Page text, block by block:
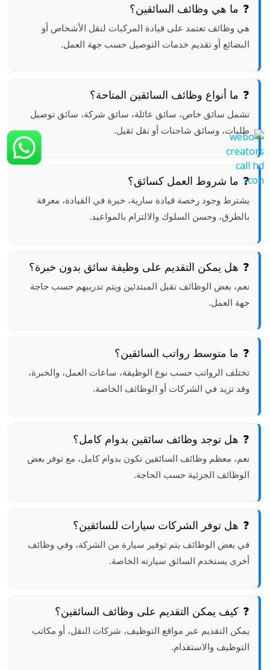
ما هي وظائف السائقين؟
هي وظائف تعتمد على قيادة المركبات لنقل الأشخاص أو
البضائع أو تقديم خدمات التوصيل حسب جهة العمل.
ما أنواع وظائف السائقين المتاحة؟
تشمل سائق خاص، سائق عائلة، سائق شركة، سائق توصيل
طلبات، وسائق شاحنات أو نقل ثقيل.
ما شروط العمل كسائق؟
يشترط وجود رخصة قيادة سارية، خبرة في القيادة، معرفة
بالطرق، وحسن السلوك والالتزام بالمواعيد.
هل يمكن التقديم على وظيفة سائق بدون خبرة؟
نعم، بعض الوظائف تقبل المبتدئين ويتم تدريبهم حسب حاجة
جهة العمل.
ما متوسط رواتب السائقين؟
تختلف الرواتب حسب نوع الوظيفة، ساعات العمل، والخبرة،
وقد تزيد في الشركات أو الوظائف الخاصة.
هل توجد وظائف سائقين بدوام كامل؟
نعم، معظم وظائف السائقين تكون بدوام كامل، مع توفر بعض
الوظائف الجزئية حسب الحاجة.
هل توفر الشركات سيارات للسائقين؟
في بعض الوظائف يتم توفير سيارة من الشركة، وفي وظائف
أخرى يستخدم السائق سيارته الخاصة.
كيف يمكن التقديم على وظائف السائقين؟
يمكن التقديم عبر مواقع التوظيف، شركات النقل، أو مكاتب
التوظيف والاستقدام.